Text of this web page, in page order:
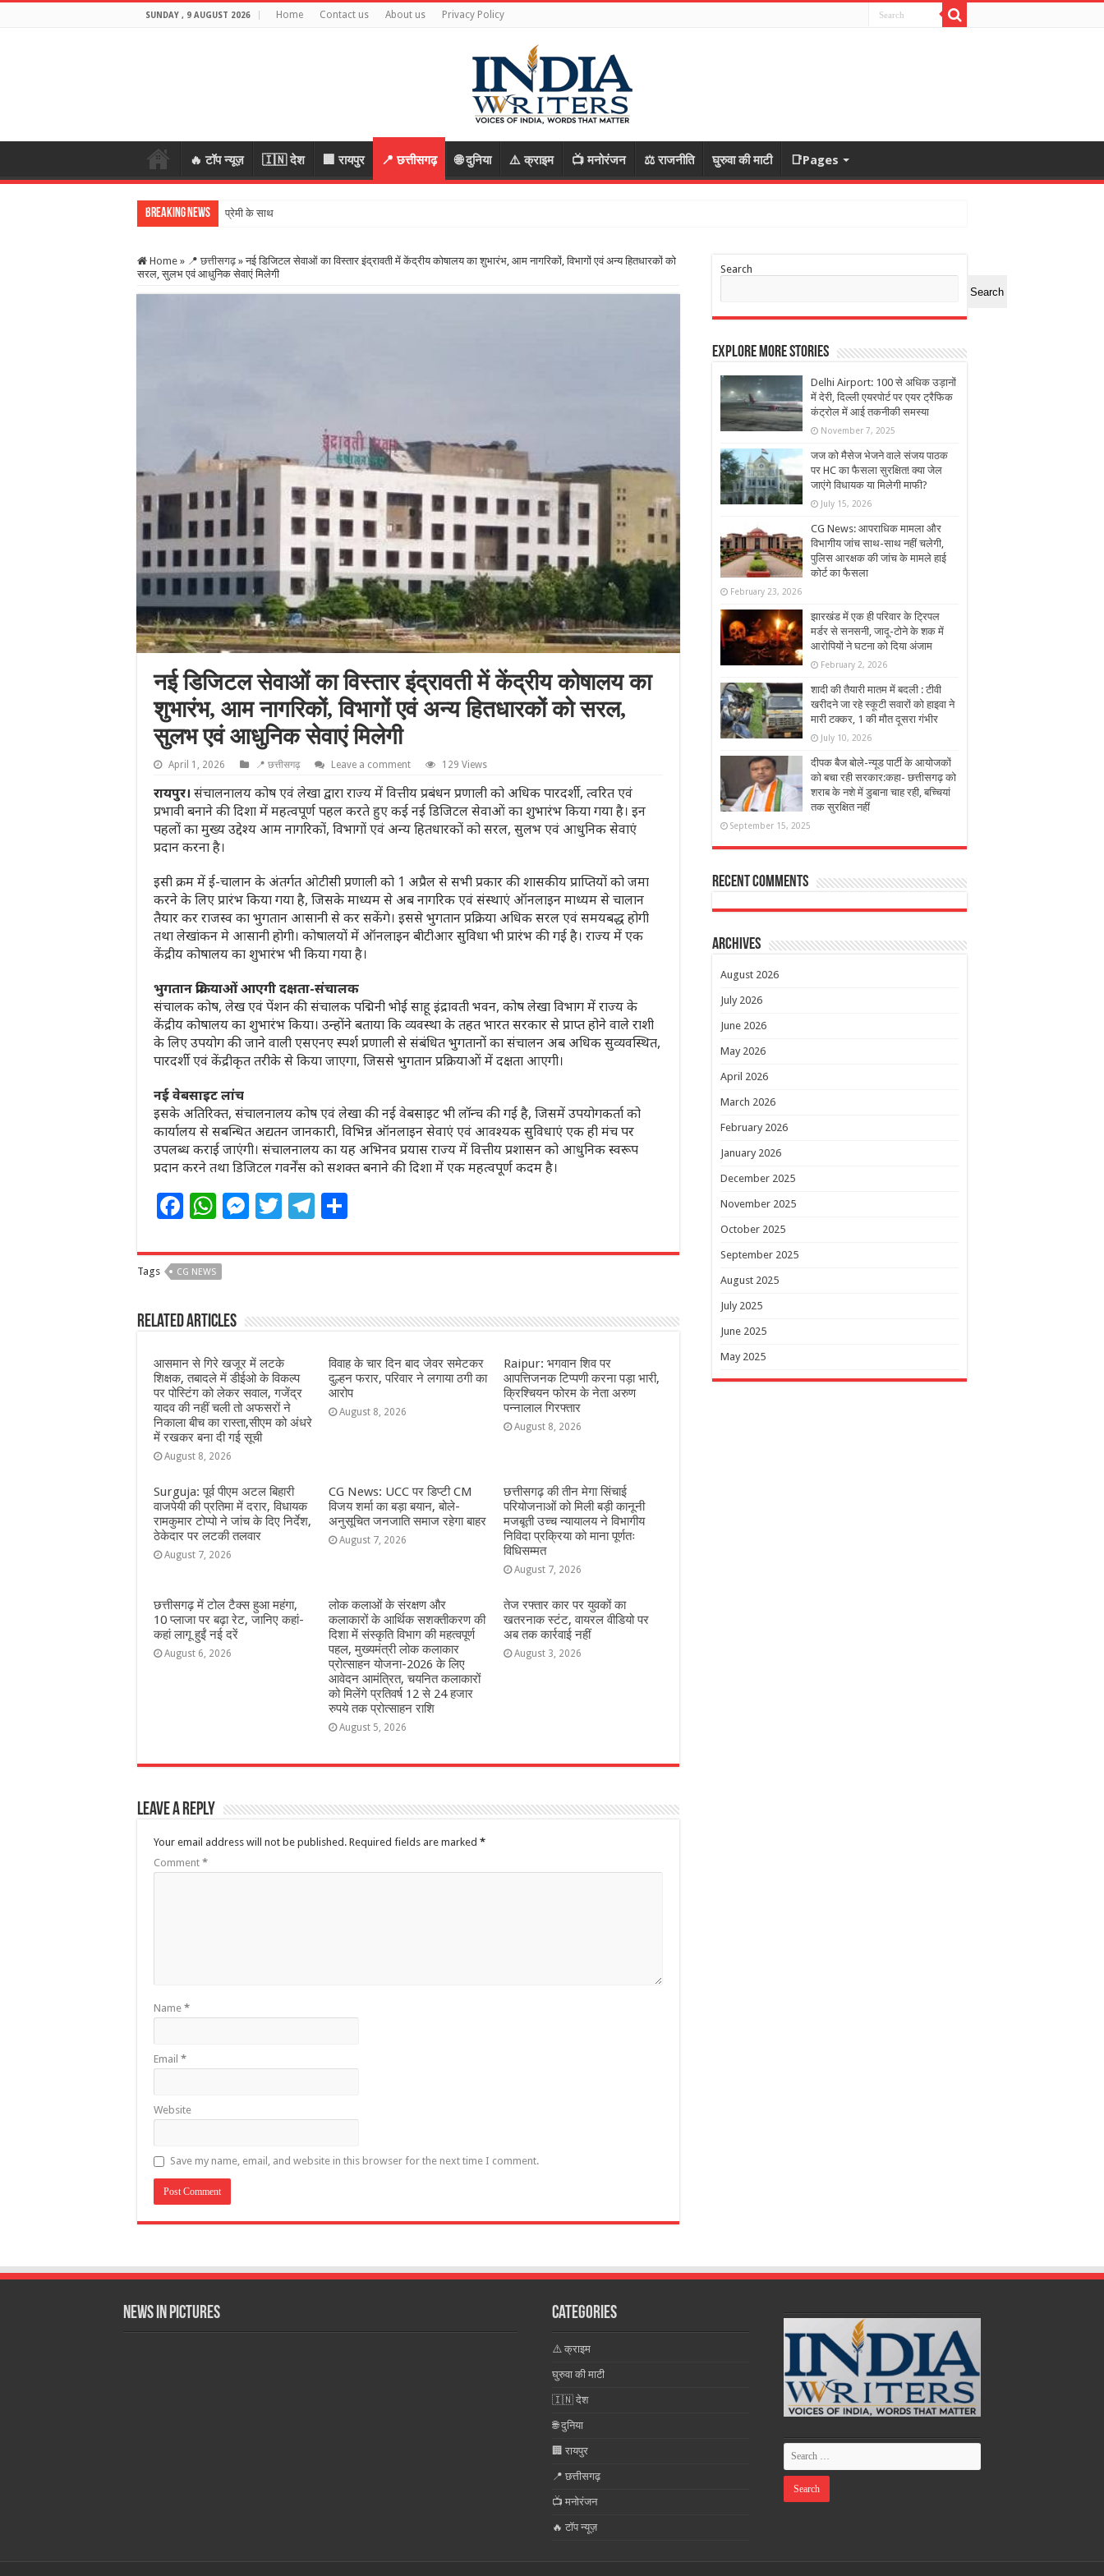
SUNDAY , 9 AUGUST 2026 Home Contact us About us Privacy Policy
🔥 टॉप न्यूज़ 🇮🇳 देश 🏢 रायपुर 📍 छत्तीसगढ़ 🌐 दुनिया ⚠️ क्राइम 📺 मनोरंजन ⚖️ राजनीति घुरुवा की माटी 📑Pages
Breaking News प्रेमी के साथ मिलकर रची पति की हत्या की साजिश, पुलिस ने
Home » 📍 छत्तीसगढ़ » नई डिजिटल सेवाओं का विस्तार इंद्रावती में केंद्रीय कोषालय का शुभारंभ, आम नागरिकों, विभागों एवं अन्य हितधारकों को
सरल, सुलभ एवं आधुनिक सेवाएं मिलेगी
नई डिजिटल सेवाओं का विस्तार इंद्रावती में केंद्रीय कोषालय का
शुभारंभ, आम नागरिकों, विभागों एवं अन्य हितधारकों को सरल,
सुलभ एवं आधुनिक सेवाएं मिलेगी
April 1, 2026 📍 छत्तीसगढ़ Leave a comment 129 Views
रायपुर। संचालनालय कोष एवं लेखा द्वारा राज्य में वित्तीय प्रबंधन प्रणाली को अधिक पारदर्शी, त्वरित एवं
प्रभावी बनाने की दिशा में महत्वपूर्ण पहल करते हुए कई नई डिजिटल सेवाओं का शुभारंभ किया गया है। इन
पहलों का मुख्य उद्देश्य आम नागरिकों, विभागों एवं अन्य हितधारकों को सरल, सुलभ एवं आधुनिक सेवाएं
प्रदान करना है।
इसी क्रम में ई-चालान के अंतर्गत ओटीसी प्रणाली को 1 अप्रैल से सभी प्रकार की शासकीय प्राप्तियों को जमा
करने के लिए प्रारंभ किया गया है, जिसके माध्यम से अब नागरिक एवं संस्थाएं ऑनलाइन माध्यम से चालान
तैयार कर राजस्व का भुगतान आसानी से कर सकेंगे। इससे भुगतान प्रक्रिया अधिक सरल एवं समयबद्ध होगी
तथा लेखांकन मे आसानी होगी। कोषालयों में ऑनलाइन बीटीआर सुविधा भी प्रारंभ की गई है। राज्य में एक
केंद्रीय कोषालय का शुभारंभ भी किया गया है।
भुगतान प्रक्रियाओं आएगी दक्षता-संचालक
संचालक कोष, लेख एवं पेंशन की संचालक पद्मिनी भोई साहू इंद्रावती भवन, कोष लेखा विभाग में राज्य के
केंद्रीय कोषालय का शुभारंभ किया। उन्होंने बताया कि व्यवस्था के तहत भारत सरकार से प्राप्त होने वाले राशी
के लिए उपयोग की जाने वाली एसएनए स्पर्श प्रणाली से संबंधित भुगतानों का संचालन अब अधिक सुव्यवस्थित,
पारदर्शी एवं केंद्रीकृत तरीके से किया जाएगा, जिससे भुगतान प्रक्रियाओं में दक्षता आएगी।
नई वेबसाइट लांच
इसके अतिरिक्त, संचालनालय कोष एवं लेखा की नई वेबसाइट भी लॉन्च की गई है, जिसमें उपयोगकर्ता को
कार्यालय से सबन्धित अद्यतन जानकारी, विभिन्न ऑनलाइन सेवाएं एवं आवश्यक सुविधाएं एक ही मंच पर
उपलब्ध कराई जाएंगी। संचालनालय का यह अभिनव प्रयास राज्य में वित्तीय प्रशासन को आधुनिक स्वरूप
प्रदान करने तथा डिजिटल गवर्नेंस को सशक्त बनाने की दिशा में एक महत्वपूर्ण कदम है।
F
c
e
b
o
o
k
W
at
s
A
p
p
M
ss
n
g
e
r
T
itt
r
T
e
ra
m
ar
Tags CG NEWS
Related Articles
आसमान से गिरे खजूर में लटके
शिक्षक, तबादले में डीईओ के विकल्प
पर पोस्टिंग को लेकर सवाल, गजेंद्र
यादव की नहीं चली तो अफसरों ने
निकाला बीच का रास्ता,सीएम को अंधरे
में रखकर बना दी गई सूची
August 8, 2026
विवाह के चार दिन बाद जेवर समेटकर
दुल्हन फरार, परिवार ने लगाया ठगी का
आरोप
August 8, 2026
Raipur: भगवान शिव पर
आपत्तिजनक टिप्पणी करना पड़ा भारी,
क्रिश्चियन फोरम के नेता अरुण
पन्नालाल गिरफ्तार
August 8, 2026
Surguja: पूर्व पीएम अटल बिहारी
वाजपेयी की प्रतिमा में दरार, विधायक
रामकुमार टोप्पो ने जांच के दिए निर्देश,
ठेकेदार पर लटकी तलवार
August 7, 2026
CG News: UCC पर डिप्टी CM
विजय शर्मा का बड़ा बयान, बोले-
अनुसूचित जनजाति समाज रहेगा बाहर
August 7, 2026
छत्तीसगढ़ की तीन मेगा सिंचाई
परियोजनाओं को मिली बड़ी कानूनी
मजबूती उच्च न्यायालय ने विभागीय
निविदा प्रक्रिया को माना पूर्णतः
विधिसम्मत
August 7, 2026
छत्तीसगढ़ में टोल टैक्स हुआ महंगा,
10 प्लाजा पर बढ़ा रेट, जानिए कहां-
कहां लागू हुईं नई दरें
August 6, 2026
लोक कलाओं के संरक्षण और
कलाकारों के आर्थिक सशक्तीकरण की
दिशा में संस्कृति विभाग की महत्वपूर्ण
पहल, मुख्यमंत्री लोक कलाकार
प्रोत्साहन योजना-2026 के लिए
आवेदन आमंत्रित, चयनित कलाकारों
को मिलेंगे प्रतिवर्ष 12 से 24 हजार
रुपये तक प्रोत्साहन राशि
August 5, 2026
तेज रफ्तार कार पर युवकों का
खतरनाक स्टंट, वायरल वीडियो पर
अब तक कार्रवाई नहीं
August 3, 2026
Leave a Reply
Your email address will not be published. Required fields are marked *
Comment *
Name *
Email *
Website
Save my name, email, and website in this browser for the next time I comment.
Search
Search
Explore More Stories
Delhi Airport: 100 से अधिक उड़ानों
में देरी, दिल्ली एयरपोर्ट पर एयर ट्रैफिक
कंट्रोल में आई तकनीकी समस्या
November 7, 2025
जज को मैसेज भेजने वाले संजय पाठक
पर HC का फैसला सुरक्षित! क्या जेल
जाएंगे विधायक या मिलेगी माफी?
July 15, 2026
CG News: आपराधिक मामला और
विभागीय जांच साथ-साथ नहीं चलेगी,
पुलिस आरक्षक की जांच के मामले हाई
कोर्ट का फैसला
February 23, 2026
झारखंड में एक ही परिवार के ट्रिपल
मर्डर से सनसनी, जादू-टोने के शक में
आरोपियों ने घटना को दिया अंजाम
February 2, 2026
शादी की तैयारी मातम में बदली : टीवी
खरीदने जा रहे स्कूटी सवारों को हाइवा ने
मारी टक्कर, 1 की मौत दूसरा गंभीर
July 10, 2026
दीपक बैज बोले-न्यूड पार्टी के आयोजकों
को बचा रही सरकार:कहा- छत्तीसगढ़ को
शराब के नशे में डुबाना चाह रही, बच्चियां
तक सुरक्षित नहीं
September 15, 2025
Recent Comments
Archives
August 2026
July 2026
June 2026
May 2026
April 2026
March 2026
February 2026
January 2026
December 2025
November 2025
October 2025
September 2025
August 2025
July 2025
June 2025
May 2025
News in Pictures Categories
⚠️ क्राइम
घुरुवा की माटी
🇮🇳 देश
🌐 दुनिया
🏢 रायपुर
📍 छत्तीसगढ़
📺 मनोरंजन
🔥 टॉप न्यूज़